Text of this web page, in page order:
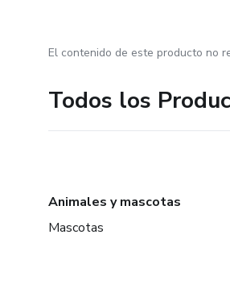
El contenido de este producto no
Todos los
Animales y mascotas
Mascotas